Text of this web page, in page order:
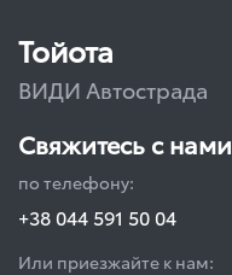
Тойота
ВИДИ Автострада
Свяжитесь с нами
по телефону:
+38 044 591 50 04
Или приезжайте к нам: